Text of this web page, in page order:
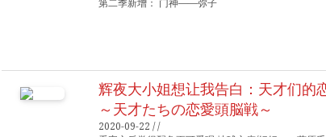
第二季新增： 门神——弥子
辉夜大小姐想让我告白：天才们的
～天才たちの恋愛頭脳戦～
2020-09-22 / /